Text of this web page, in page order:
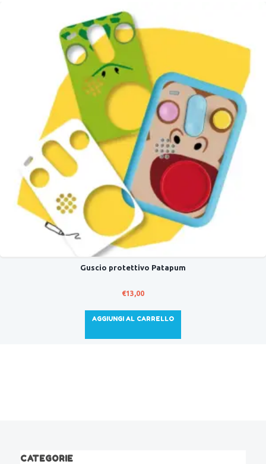
Guscio protettivo Patapum
€13,00
AGGIUNGI AL CARRELLO
CATEGORIE